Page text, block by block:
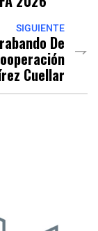
SIGUIENTE
De
Cuellar